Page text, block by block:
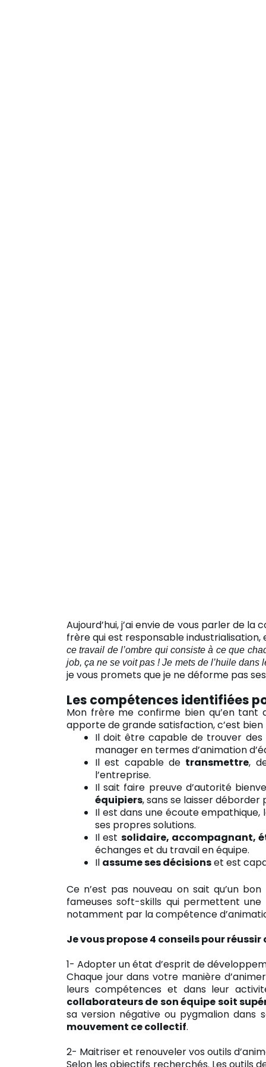
Aujourd’hui, j’ai envie de vous parler de
frère qui est responsable
ce travail de l’ombre qui consiste à ce que
job, ça ne se voit pas ! Je mets de l’huile
je vous promets que je ne déforme pas
Les compétences identifiées
Mon frère me confirme bien qu’en tant
apporte de grande satisfaction, c’est bien
Il doit être capable de trouver des
manager en termes d’animation
Il est capable de transmettre,
l’entreprise.
Il sait faire preuve d’autorité
équipiers, sans se laisser
Il est dans une écoute
ses propres solutions.
Il est solidaire, accompagnant,
échanges et du travail en équipe.
Il assume ses décisionset est
Ce n’est pas nouveau on sait qu’un
fameuses soft-skills qui permettent
notamment par la compétence
Je vous propose 4 conseils pour
1- Adopter un état d’esprit de
Chaque jour dans votre manière
leurs compétences et dans leur
collaborateurs de son équipe soit
sa version négative ou pygmalion dans
mouvement ce collectif.
2- Maitriser et renouveler vos outils